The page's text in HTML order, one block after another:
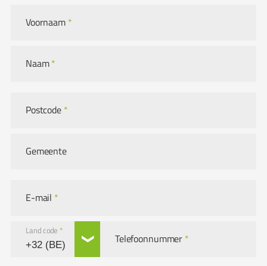
Voornaam *
Naam*
Postcode *
Gemeente
E-mail *
Land code *
Telefoonnummer *